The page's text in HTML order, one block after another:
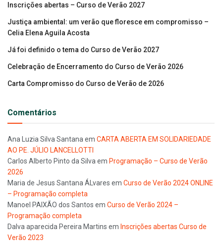
Inscrições abertas – Curso de Verão 2027
Justiça ambiental: um verão que floresce em compromisso –
Celia Elena Aguila Acosta
Já foi definido o tema do Curso de Verão 2027
Celebração de Encerramento do Curso de Verão 2026
Carta Compromisso do Curso de Verão de 2026
Comentários
Ana Luzia Silva Santana em CARTA ABERTA EM SOLIDARIEDADE
AO PE. JÚLIO LANCELLOTTI
Carlos Alberto Pinto da Silva em Programação – Curso de Verão
2026
Maria de Jesus Santana ÁLvares em Curso de Verão 2024 ONLINE
– Programação completa
Manoel PAIXÃO dos Santos em Curso de Verão 2024 –
Programação completa
Dalva aparecida Pereira Martins em Inscrições abertas Curso de
Verão 2023